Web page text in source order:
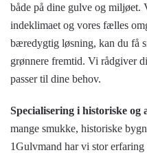
både på dine gulve og miljøet.
indeklimaet og vores fælles
bæredygtig løsning, kan du få
grønnere fremtid. Vi rådgiver
passer til dine behov.
Specialisering i historiske
mange smukke, historiske
1Gulvmand har vi stor